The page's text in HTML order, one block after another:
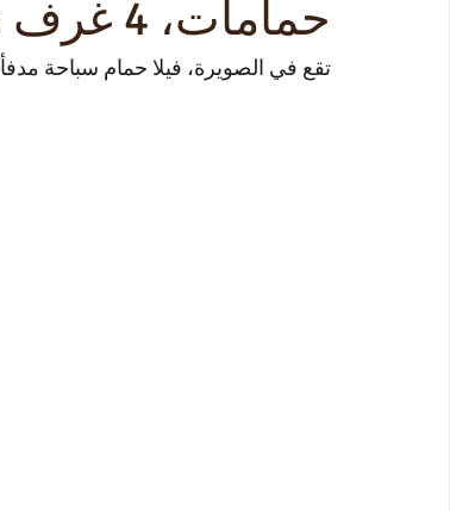
حمامات، 4 غرف نوم، الموظفين المتاحة
تقع في الصويرة، فيلا حمام سباحة مدفأ PV، كليم، 3 حمامات، 4 غرف نوم، الموظفين المتاحة